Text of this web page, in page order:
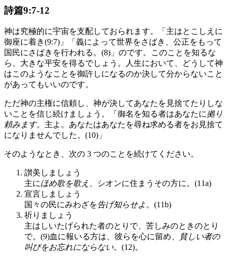
詩篇9:7-12
神は究極的に宇宙を支配しておられます。「主はとこしえに
御座に着き(9:7)」「義によって世界をさばき、公正をもって
国民にさばきを行われる。(8)」のです。このことを知るな
ら、大きな平安を得るでしょう。人生において、どうして神
はこのようなことを御許しになるのか決して分からないこと
があってもいいのです。
ただ神の主権に信頼し、神が決してあなたを見捨てたりしな
いことを信じ続けましょう。「御名を知る者はあなたに拠り
頼みます。主よ。あなたはあなたを尋ね求める者をお見捨て
になりませんでした。(10)」
そのようなとき、次の 3 つのことを続けてください。
讃美しましょう
主にほめ歌を歌え 、シオンに住まうその方に。(11a)
宣言しましょう
国々の民にみわざを告げ知らせよ。(11b)
祈りましょう
主はしいたげられた者のとりで、苦しみのときのとり
で。(9)血に報いる方は、彼らを心に留め、
貧しい者の
叫びをお忘れにならない。(12)。